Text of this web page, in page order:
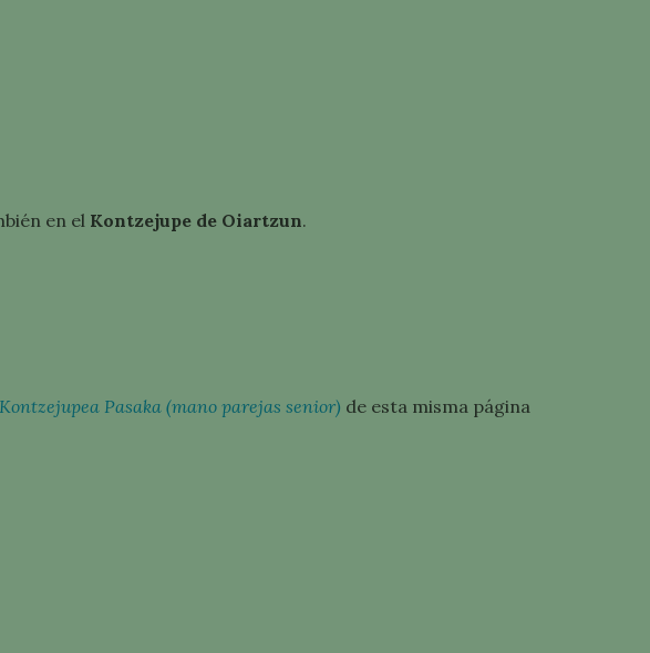
en el Kontzejupe de Oiartzun.
Pasaka (mano parejas senior) de esta misma página